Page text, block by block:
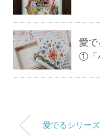
愛
①「
愛でるシリー